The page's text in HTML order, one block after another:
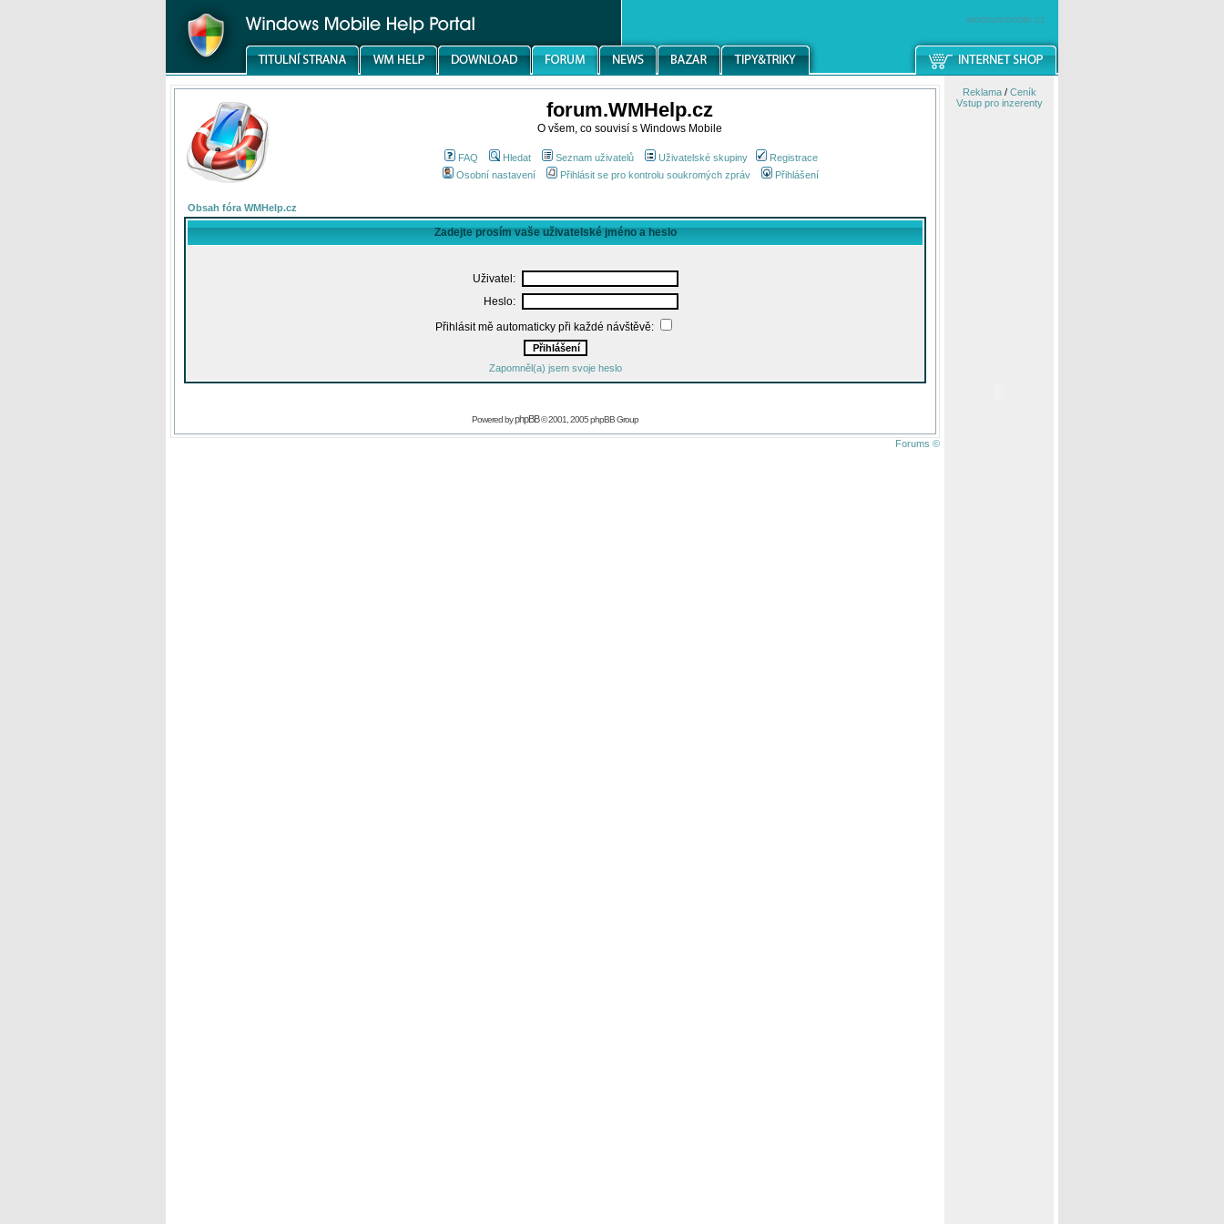
windowsmobile.cz
forum.WMHelp.cz
O všem, co souvisí s Windows Mobile
FAQ Hledat Seznam uživatelů Uživatelské skupiny
Registrace
Osobní nastavení
Přihlásit se pro kontrolu soukromých zpráv Přihlášení
Obsah fóra WMHelp.cz
Zadejte prosím vaše uživatelské jméno a heslo
Uživatel:
Heslo:
Přihlásit mě automaticky při každé návštěvě:
Zapomněl(a) jsem svoje heslo
Powered byphpBB© 2001, 2005 phpBB Group
Forums ©
Reklama/ Ceník
Vstup pro inzerenty